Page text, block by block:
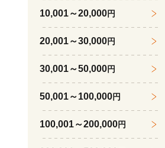
10,001～20,000円
20,001～30,000円
30,001～50,000円
50,001～100,000円
100,001～200,000円